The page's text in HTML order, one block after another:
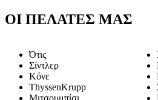
ΟΙ ΠΕΛΑΤΕΣ ΜΑΣ
Ότις
Σίντλερ
Κόνε
ThyssenKrupp